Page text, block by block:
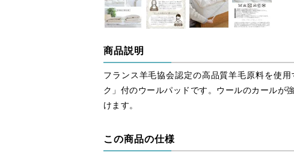
商品説明
フランス羊毛協会認定の高品質羊毛原料を使
ク」付のウールパッドです。ウールのカールが
けます。
この商品の仕様